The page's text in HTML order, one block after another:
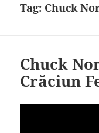
Tag: Chuck
Chuck
Crăciun